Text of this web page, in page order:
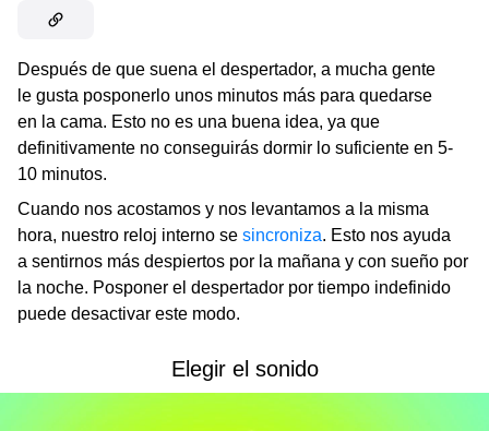
Después de que suena el despertador, a mucha gente
le gusta posponerlo unos minutos más para quedarse
en la cama. Esto no es una buena idea, ya que
definitivamente no conseguirás dormir lo suficiente en 5-
10 minutos.
Cuando nos acostamos y nos levantamos a la misma
hora, nuestro reloj interno se sincroniza. Esto nos ayuda
a sentirnos más despiertos por la mañana y con sueño por
la noche. Posponer el despertador por tiempo indefinido
puede desactivar este modo.
Elegir el sonido